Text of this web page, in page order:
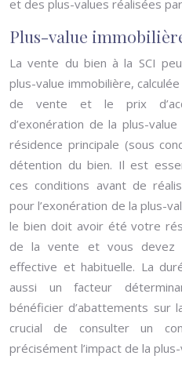
et des plus-values réalisées par
Plus-value
La vente du bien à la SCI
plus-value immobilière,
de vente et le prix
d’exonération de la plus-
résidence principale (sous
détention du bien. Il est
ces conditions avant de
pour l’exonération de la plus-
le bien doit avoir été votre
de la vente et vous devez
effective et habituelle. La
aussi un facteur
bénéficier d’abattements sur
crucial de consulter un
précisément l’impact de la